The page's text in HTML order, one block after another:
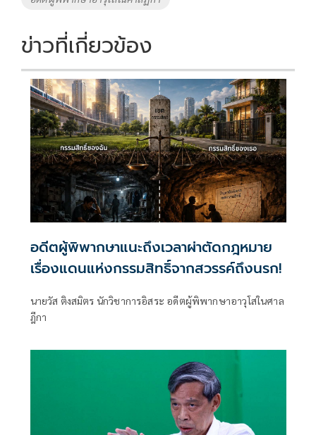
ข่าวที่เกี่ยวข้อง
อดีตผู้พิพากษาแนะถึงเวลาผ่าตัดกฎหมาย
เรื่องแดนแห่งกรรมสิทธิ์จากสวรรค์ถึงนรก!
นายวัส ติงสมิตร นักวิชาการอิสระ อดีตผู้พิพากษาอาวุโสในศาล
ฎีกา